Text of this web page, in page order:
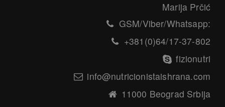
Marija Prčić
GSM/Viber/Whatsapp:
+381(0)64/17-37-802
fizionutri
info@nutricionistaishrana.com
11000 Beograd Srbija